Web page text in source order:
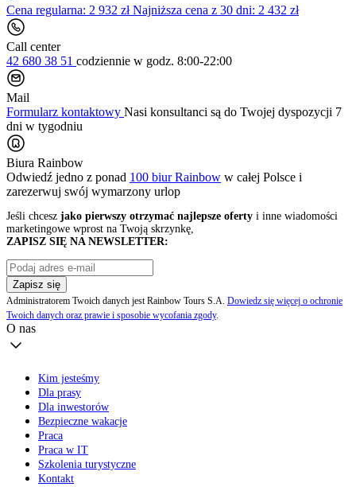
Cena regularna: 2 932 złNajniższa cena z 30 dni: 2 432 zł
Call center
42 680 38 51 codziennie w godz. 8:00-22:00
Mail
Formularz kontaktowy Nasi konsultanci są do Twojej dyspozycji 7
dni w tygodniu
Biura Rainbow
Odwiedź jedno z ponad 100 biur Rainbow w całej Polsce i
zarezerwuj swój wymarzony urlop
Jeśli chcesz jako pierwszy otrzymać najlepsze oferty i inne wiadomości
marketingowe wprost na Twoją skrzynkę,
ZAPISZ SIĘ NA NEWSLETTER:
Zapisz się
Administratorem Twoich danych jest Rainbow Tours S.A. Dowiedz się więcej o ochronie
Twoich danych oraz prawie i sposobie wycofania zgody.
O nas
Kim jesteśmy
Dla prasy
Dla inwestorów
Bezpieczne wakacje
Praca
Praca w IT
Szkolenia turystyczne
Kontakt